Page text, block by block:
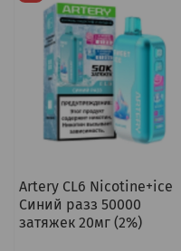
Artery CL6 Nicotine+ice
Синий разз 50000
затяжек 20мг (2%)